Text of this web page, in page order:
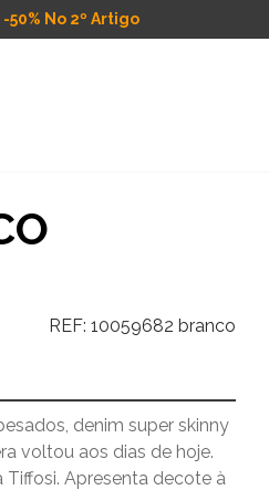
-50% No 2º Artigo
REF: 10059682 branco
denim super skinny
voltou aos dias de hoje.
Apresenta decote à